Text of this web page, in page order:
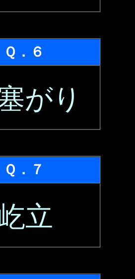
Ｑ．６
がり
Ｑ．７
立